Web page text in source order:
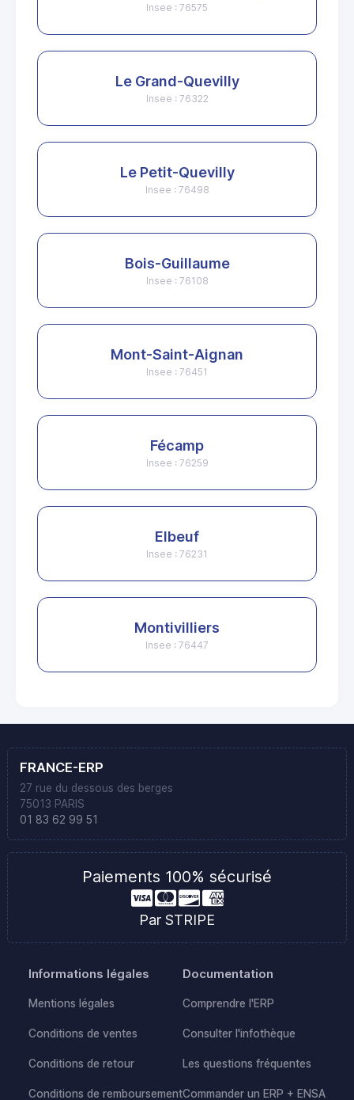
Insee : 76575
Le Grand-Quevilly
Insee : 76322
Le Petit-Quevilly
Insee : 76498
Bois-Guillaume
Insee : 76108
Mont-Saint-Aignan
Insee : 76451
Fécamp
Insee : 76259
Elbeuf
Insee : 76231
Montivilliers
Insee : 76447
FRANCE-ERP
27 rue du dessous des berges
75013 PARIS
01 83 62 99 51
Paiements 100% sécurisé
Par STRIPE
Informations légales
Mentions légales
Conditions de ventes
Conditions de retour
Conditions de remboursement
Documentation
Comprendre l'ERP
Consulter l'infothèque
Les questions fréquentes
Commander un ERP + ENSA